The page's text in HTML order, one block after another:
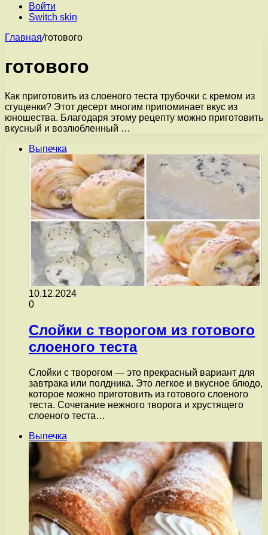
Войти
Switch skin
Главная/готового
готового
Как приготовить из слоеного теста трубочки с кремом из
сгущенки? Этот десерт многим припоминает вкус из
юношества. Благодаря этому рецепту можно приготовить
вкусный и возлюбленный …
Выпечка
10.12.2024
0
Слойки с творогом из готового
слоеного теста
Слойки с творогом — это прекрасный вариант для
завтрака или полдника. Это легкое и вкусное блюдо,
которое можно приготовить из готового слоеного
теста. Сочетание нежного творога и хрустящего
слоеного теста…
Выпечка